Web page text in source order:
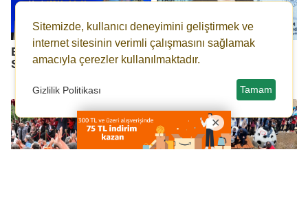
Bir Doktorun Elindeki
Sigara,Reklamdır!
Mardin Turizmde
Zirvede, Hedef
Sürdürülebilir Başarı
Sitemizde, kullanıcı deneyimini geliştirmek ve
internet sitesinin verimli çalışmasını sağlamak
amacıyla çerezler kullanılmaktadır.
Gizlilik Politikası Tamam